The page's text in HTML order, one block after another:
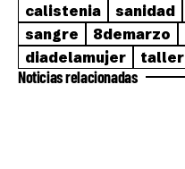
calistenia
sanidad
sangre
8demarzo
diadelamujer
taller
Noticias relacionadas